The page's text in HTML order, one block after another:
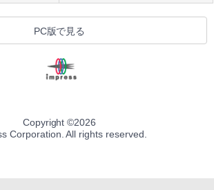
PC版で見る
Copyright ©2026
Corporation. All rights reserved.